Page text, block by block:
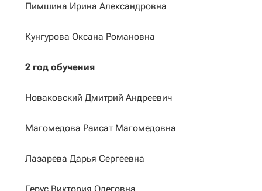
Пимшина Ирина Александровна
Кунгурова Оксана Романовна
2 год обучения
Новаковский Дмитрий Андреевич
Магомедова Раисат Магомедовна
Лазарева Дарья Сергеевна